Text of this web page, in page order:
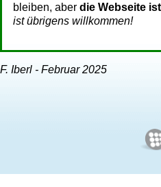
bleiben, aber die Webseite
ist übrigens willkommen!
F. Iberl - Februar 2025